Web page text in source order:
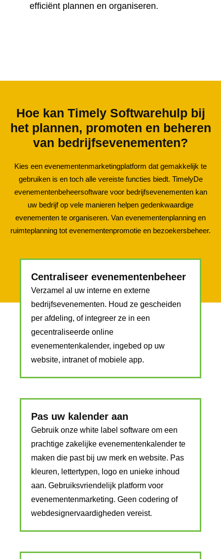
efficiënt plannen en organiseren.
Hoe kan Timely Softwarehulp bij
het plannen, promoten en beheren
van bedrijfsevenementen?
Kies een evenementenmarketingplatform dat gemakkelijk te
gebruiken is en toch alle vereiste functies biedt. TimelyDe
evenementenbeheersoftware voor bedrijfsevenementen kan
uw bedrijf op vele manieren helpen gedenkwaardige
evenementen te organiseren. Van evenementenplanning en
ruimteplanning tot evenementenpromotie en bezoekersbeheer.
Centraliseer evenementenbeheer
Verzamel al uw interne en externe
bedrijfsevenementen. Houd ze gescheiden
per afdeling, of integreer ze in een
gecentraliseerde online
evenementenkalender, ingebed op uw
website, intranet of mobiele app.
Pas uw kalender aan
Gebruik onze white label software om een ​​
prachtige zakelijke evenementenkalender te
maken die past bij uw merk en website. Pas
kleuren, lettertypen, logo en unieke inhoud
aan. Gebruiksvriendelijk platform voor
evenementenmarketing. Geen codering of
webdesignervaardigheden vereist.